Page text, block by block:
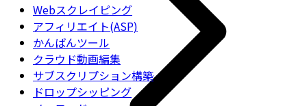
Webスクレイピング
アフィリエイト(ASP)
かんばんツール
クラウド動画編集
サブスクリプション構築
ドロップシッピング